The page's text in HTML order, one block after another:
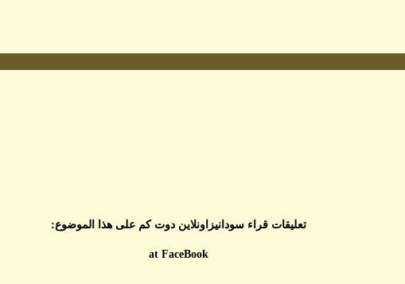
تعليقات قراء سودانيزاونلاين دوت كم على هذا الموضوع:
at FaceBook